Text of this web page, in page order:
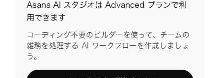
Asana AI スタジオは Advanced プランで利
用できます
コーディング不要のビルダーを使って、チームの
雑務を処理する AI ワークフローを作成しましょ
う。